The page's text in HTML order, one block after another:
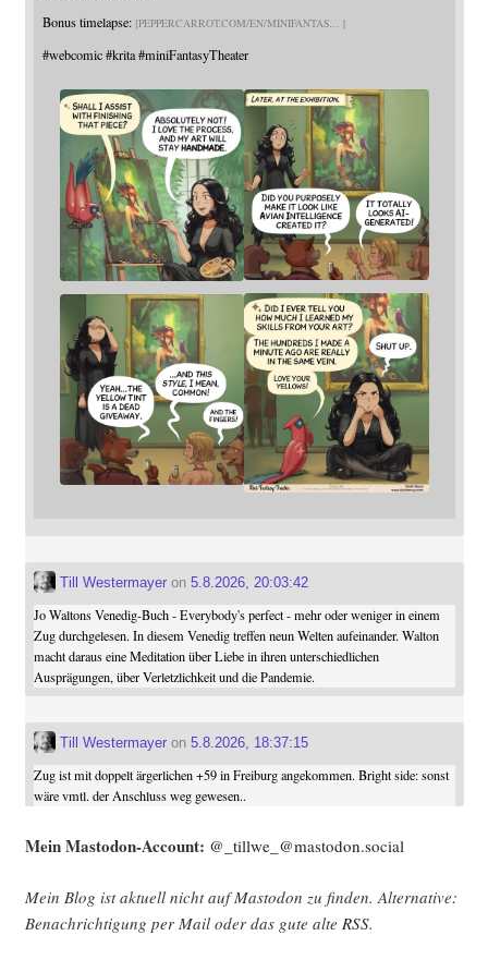
Bonus timelapse: PEPPERCARROT.COM/EN/MINIFANTAS
#webcomic #krita #miniFantasyTheater
Till Westermayeron 5.8.2026, 20:03:42
Jo Waltons Venedig-Buch - Everybody's perfect - mehr oder weniger in einem
Zug durchgelesen. In diesem Venedig treffen neun Welten aufeinander. Walton
macht daraus eine Meditation über Liebe in ihren unterschiedlichen
Ausprägungen, über Verletzlichkeit und die Pandemie.
Till Westermayeron 5.8.2026, 18:37:15
Zug ist mit doppelt ärgerlichen +59 in Freiburg angekommen. Bright side: sonst
wäre vmtl. der Anschluss weg gewesen..
Mein Mast­o­don-Account: @_tillwe_@mastodon.social
Mein Blog ist aktu­ell nicht auf Mast­o­don zu fin­den. Alter­na­ti­ve:
Benach­rich­ti­gung per Mail oder das gute alte RSS.